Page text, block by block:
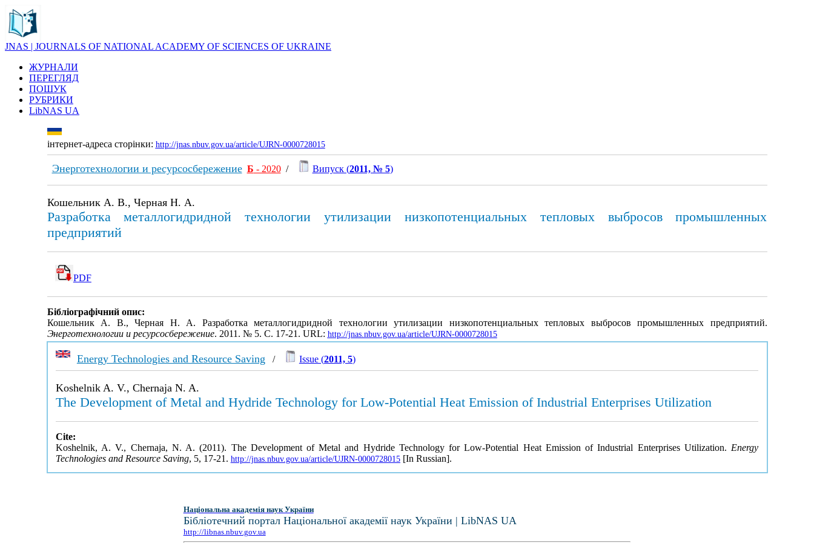
JNAS | JOURNALS OF NATIONAL ACADEMY OF SCIENCES OF UKRAINE
ЖУРНАЛИ
ПЕРЕГЛЯД
ПОШУК
РУБРИКИ
LibNAS UA
інтернет-адреса сторінки: http://jnas.nbuv.gov.ua/article/UJRN-0000728015
Энерготехнологии и ресурсосбережение Б - 2020/ Випуск (2011, № 5)
Кошельник А. В., Черная Н. А.
Разработка металлогидридной технологии утилизации низкопотенциальных тепловых выбросов промышленных
предприятий
PDF
Бібліографічний опис:
Кошельник А. В., Черная Н. А. Разработка металлогидридной технологии утилизации низкопотенциальных тепловых выбросов промышленных предприятий.
Энерготехнологии и ресурсосбережение. 2011. № 5. С. 17-21. URL: http://jnas.nbuv.gov.ua/article/UJRN-0000728015
Energy Technologies and Resource Saving / Issue (2011, 5)
Koshelnik A. V., Chernaja N. A.
The Development of Metal and Hydride Technology for Low-Potential Heat Emission of Industrial Enterprises Utilization
Cite:
Koshelnik, A. V., Chernaja, N. A. (2011). The Development of Metal and Hydride Technology for Low-Potential Heat Emission of Industrial Enterprises Utilization. Energy
Technologies and Resource Saving, 5, 17-21. http://jnas.nbuv.gov.ua/article/UJRN-0000728015[In Russian].
Національна академія наук України
Бібліотечний портал Національної академії наук України | LibNAS UA
http://libnas.nbuv.gov.ua